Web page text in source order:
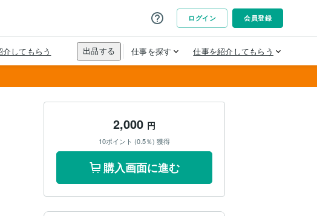
2,000 円
10ポイント (0.5％) 獲得
購入画面に進む